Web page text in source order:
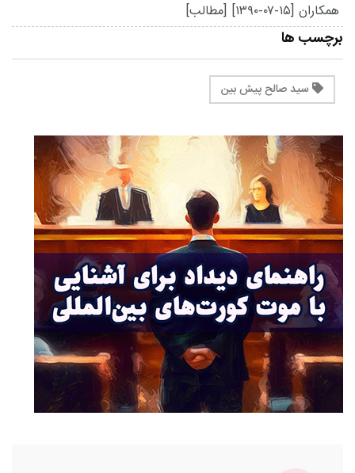
همکاران [۱۳۹۰-۰۷-۱۵] [مطالب]
برچسب ها
سید صالح پیش بین